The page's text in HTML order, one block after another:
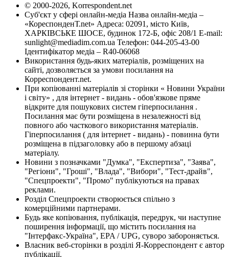
© 2000-2026, Korrespondent.net
Суб'єкт у сфері онлайн-медіа Назва онлайн-медіа –
«КореспонденТ.net» Адреса: 02091, місто Київ,
ХАРКІВСЬКЕ ШОСЕ, будинок 172-Б, офіс 208/1 E-mail:
sunlight@mediadim.com.ua Телефон: 044-205-43-00
Ідентифікатор медіа – R40-06068
Використання будь-яких матеріалів, розміщених на
сайті, дозволяється за умови посилання на
Корреспондент.net.
При копіюванні матеріалів зі сторінки « Новини України
і світу» , для інтернет - видань - обов'язкове пряме
відкрите для пошукових систем гіперпосилання .
Посилання має бути розміщена в незалежності від
повного або часткового використання матеріалів.
Гіперпосилання ( для інтернет - видань) - повинна бути
розміщена в підзаголовку або в першому абзаці
матеріалу.
Новини з позначками "Думка", "Експертиза", "Заява",
"Регіони", "Гроші", "Влада", "Вибори", "Тест-драйв",
"Спецпроекти", "Промо" публікуються на правах
реклами.
Розділ Спецпроекти створюється спільно з
комерційними партнерами.
Будь яке копіювання, публікація, передрук, чи наступне
поширення інформації, що містить посилання на
"Інтерфакс-Україна", EPA / UPG, суворо забороняється.
Власник веб-сторінки в розділі Я-Корреспондент є автор
публікації.